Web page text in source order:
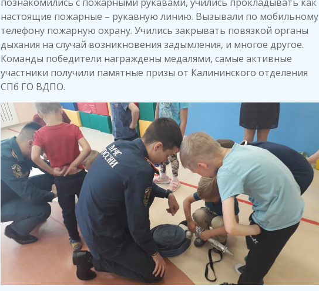
настоящие пожарные – рукавную линию. Вызывали по мобильному
телефону пожарную охрану. Учились закрывать повязкой органы
дыхания на случай возникновения задымления, и многое другое.
Команды победители награждены медалями, самые активные
участники получили памятные призы от Калининского отделения
СПб ГО ВДПО.